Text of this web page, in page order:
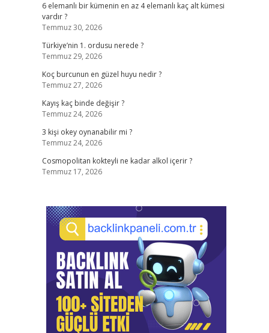
6 elemanlı bir kümenin en az 4 elemanlı kaç alt kümesi
vardır ?
Temmuz 30, 2026
Türkiye’nin 1. ordusu nerede ?
Temmuz 29, 2026
Koç burcunun en güzel huyu nedir ?
Temmuz 27, 2026
Kayış kaç binde değişir ?
Temmuz 24, 2026
3 kişi okey oynanabilir mi ?
Temmuz 24, 2026
Cosmopolitan kokteyli ne kadar alkol içerir ?
Temmuz 17, 2026